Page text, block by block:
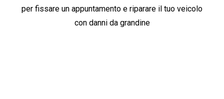
Contattaci
per fissare un appuntamento e riparare il tuo veicolo
con danni da grandine